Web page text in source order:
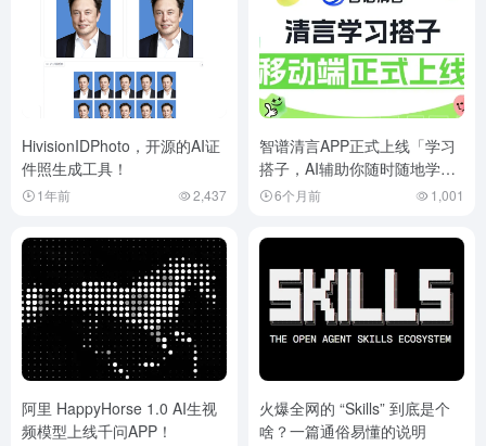
HivisionIDPhoto，开源的AI证
件照生成工具！
1年前 2,437
智谱清言APP正式上线「学习
搭子，AI辅助你随时随地学
习。6个月前 1,001
阿里 HappyHorse 1.0 AI生视
频模型上线千问APP！
火爆全网的 “Skills” 到底是个
啥？一篇通俗易懂的说明